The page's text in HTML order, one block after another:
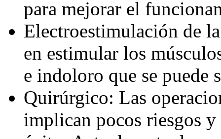
para mejorar el
Electroestimulación de
en estimular los
e indoloro que se
Quirúrgico: Las
implican pocos riesgos